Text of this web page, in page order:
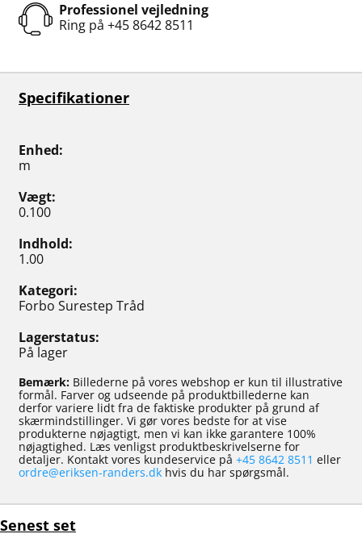
Professionel vejledning
Ring på +45 8642 8511
Specifikationer
Enhed
m
Vægt
0.100
Indhold
1.00
Kategori
Forbo Surestep Tråd
Lagerstatus
På lager
Bemærk: Billederne på vores webshop er kun til illustrative
formål. Farver og udseende på produktbillederne kan
derfor variere lidt fra de faktiske produkter på grund af
skærmindstillinger. Vi gør vores bedste for at vise
produkterne nøjagtigt, men vi kan ikke garantere 100%
nøjagtighed. Læs venligst produktbeskrivelserne for
detaljer. Kontakt vores kundeservice på +45 8642 8511 eller
ordre@eriksen-randers.dk hvis du har spørgsmål.
Senest set